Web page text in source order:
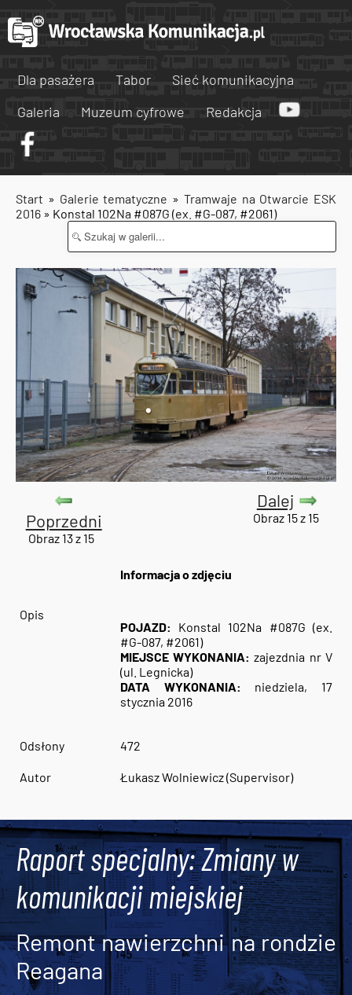
Dla pasażera Tabor
Sieć komunikacyjna
Galeria
Muzeum cyfrowe Redakcja
Start » Galerie tematyczne » Tramwaje na Otwarcie ESK
2016 » Konstal 102Na #087G (ex. #G-087, #2061)
Poprzedni
Obraz 13 z 15
Dalej
Obraz 15 z 15
Informacja o zdjęciu
Opis
POJAZD: Konstal 102Na #087G (ex.
#G-087, #2061)
MIEJSCE WYKONANIA: zajezdnia nr V
(ul. Legnicka)
DATA WYKONANIA: niedziela, 17
stycznia 2016
Odsłony 472
Autor Łukasz Wolniewicz (Supervisor)
Raport specjalny: Zmiany w
komunikacji miejskiej
Remont nawierzchni na rondzie
Reagana